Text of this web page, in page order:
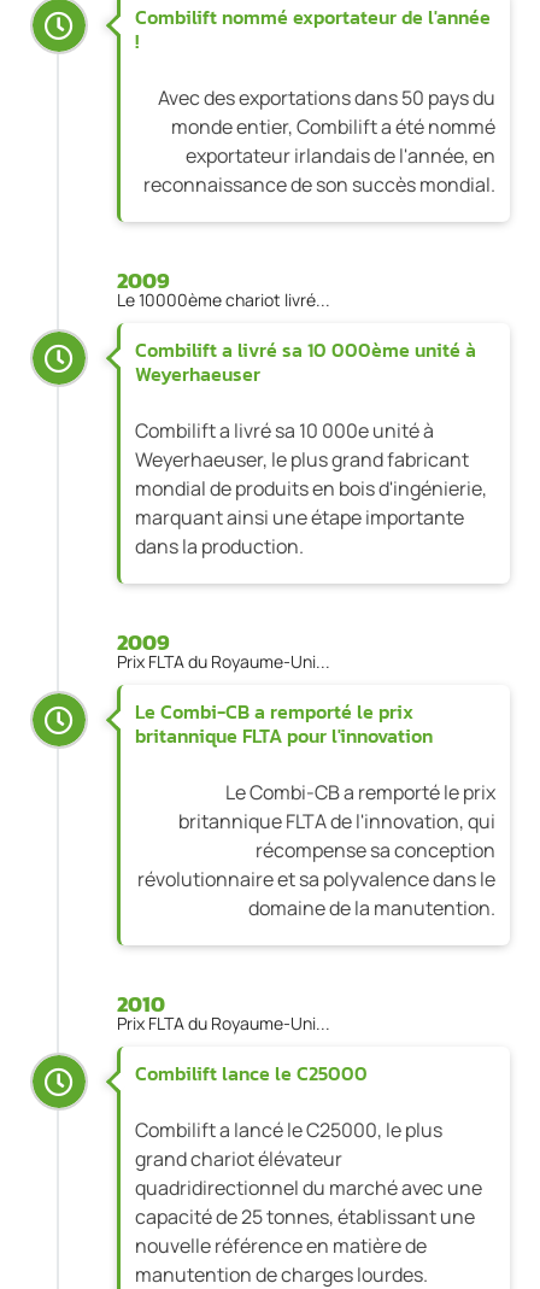
Combilift nommé exportateur de l'année
!
Avec des exportations dans 50 pays du
monde entier, Combilift a été nommé
exportateur irlandais de l'année, en
reconnaissance de son succès mondial.
2009
Le 10000ème chariot livré...
Combilift a livré sa 10 000ème unité à
Weyerhaeuser
Combilift a livré sa 10 000e unité à
Weyerhaeuser, le plus grand fabricant
mondial de produits en bois d'ingénierie,
marquant ainsi une étape importante
dans la production.
2009
Prix FLTA du Royaume-Uni...
Le Combi-CB a remporté le prix
britannique FLTA pour l'innovation
Le Combi-CB a remporté le prix
britannique FLTA de l'innovation, qui
récompense sa conception
révolutionnaire et sa polyvalence dans le
domaine de la manutention.
2010
Prix FLTA du Royaume-Uni...
Combilift lance le C25000
Combilift a lancé le C25000, le plus
grand chariot élévateur
quadridirectionnel du marché avec une
capacité de 25 tonnes, établissant une
nouvelle référence en matière de
manutention de charges lourdes.